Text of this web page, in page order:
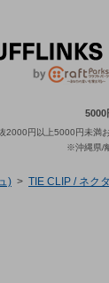
2000円以上5000円未満
※沖縄県/
) > TIE CLIP / ネク